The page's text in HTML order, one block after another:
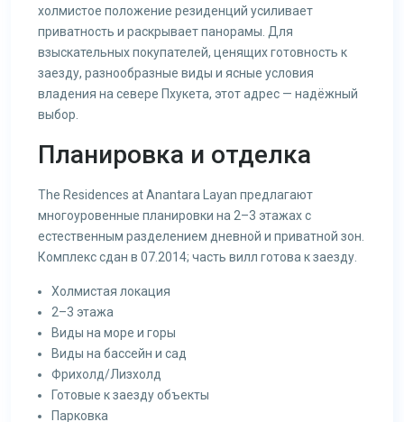
холмистое положение резиденций усиливает
приватность и раскрывает панорамы. Для
взыскательных покупателей, ценящих готовность к
заезду, разнообразные виды и ясные условия
владения на севере Пхукета, этот адрес — надёжный
выбор.
Планировка и отделка
The Residences at Anantara Layan предлагают
многоуровенные планировки на 2–3 этажах с
естественным разделением дневной и приватной зон.
Комплекс сдан в 07.2014; часть вилл готова к заезду.
Холмистая локация
2–3 этажа
Виды на море и горы
Виды на бассейн и сад
Фрихолд/Лизхолд
Готовые к заезду объекты
Парковка